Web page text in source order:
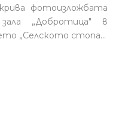
фотоизложбата
„Добротица" в
„Селското стопа...